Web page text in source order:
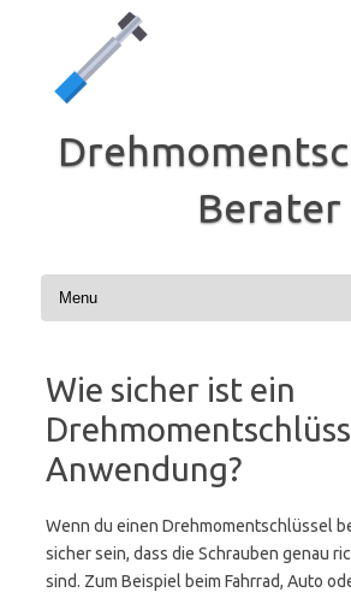
Berater
Wie sicher ist ein
Anwendung?
Wenn du einen Drehmomentschlüssel
sicher sein, dass die Schrauben genau
sind. Zum Beispiel beim Fahrrad, Auto